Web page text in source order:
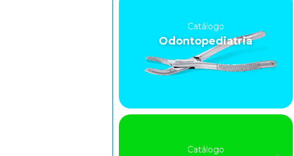
Catálogo
Odontopediatria
Catálogo